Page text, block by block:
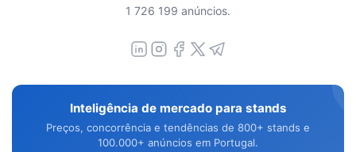
1 726 199 anúncios.
Inteligência de mercado para stands
Preços, concorrência e tendências de 800+ stands e
100.000+ anúncios em Portugal.